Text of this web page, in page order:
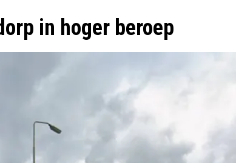
in hoger beroep